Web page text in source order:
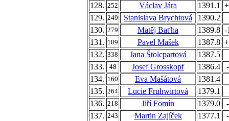
128. 252 Václav Jára 1391.1
129. 249 Stanislava Brychtová
1390.2
130. 279 Matěj Baťha 1389.8 -
131. 189 Pavel Mašek 1387.8
132. 338 Jana Štolcpartová
1387.5
133.
48 Josef Grosskopf 1386.4
134. 160 Eva Mašátová
1381.4
135. 264 Lucie Fruhwirtová 1379.1
136. 218 Jiří Fomín 1379.0
137. 243 Martin Zajíček 1377.1